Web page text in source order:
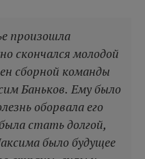
произошла
скончался молодой
сборной команды
Баньков. Ему было
оборвала его
стать долгой,
было будущее